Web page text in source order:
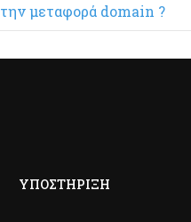
μεταφορά domain ?
ΥΠΟΣΤΉΡΙΞΗ